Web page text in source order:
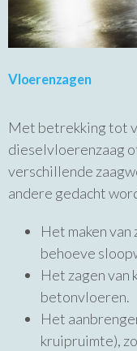
Vloerenzagen
Met betrekking tot
dieselvloerenzaag
verschillende
andere gedacht
Het maken
behoeve
Het zagen van
betonvloeren.
Het
kruipruimte),